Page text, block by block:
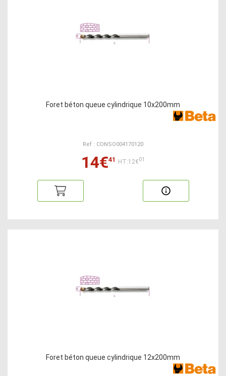
Foret béton queue cylindrique 10x200mm
Ref : CONSO004170120
14€41 HT:12€01
Foret béton queue cylindrique 12x200mm